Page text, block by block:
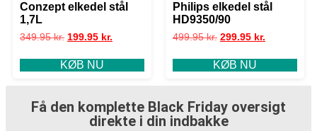
Conzept elkedel stål
1,7L
349.95kr. 199.95 kr.
KØB NU
Philips elkedel stål
HD9350/90
499.95kr. 299.95 kr.
KØB NU
Få den komplette Black Friday oversigt
direkte i din indbakke